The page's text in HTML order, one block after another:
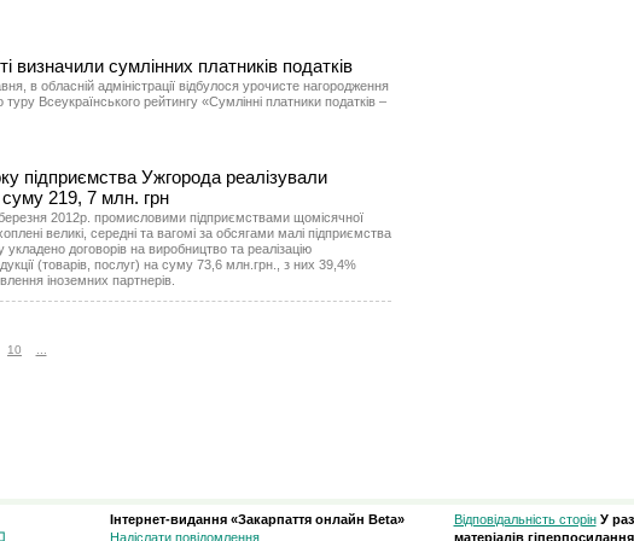
визначили сумлінних платників податків
в обласній адміністрації відбулося урочисте нагородження
туру Всеукраїнського рейтингу «Сумлінні платники податків –
підприємства Ужгорода реалізували
суму 219, 7 млн. грн
2012р. промисловими підприємствами щомісячної
великі, середні та вагомі за обсягами малі підприємства
укладено договорів на виробництво та реалізацію
(товарів, послуг) на суму 73,6 млн.грн., з них 39,4%
іноземних партнерів.
10
Інтернет-видання «Закарпаття онлайн Beta»
Надіслати повідомлення
Відповідальність сторін У
матеріалів